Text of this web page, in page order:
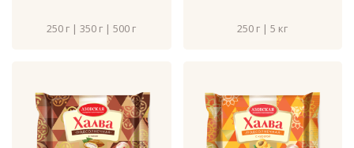
250 г | 350 г | 500 г 250 г | 5 кг